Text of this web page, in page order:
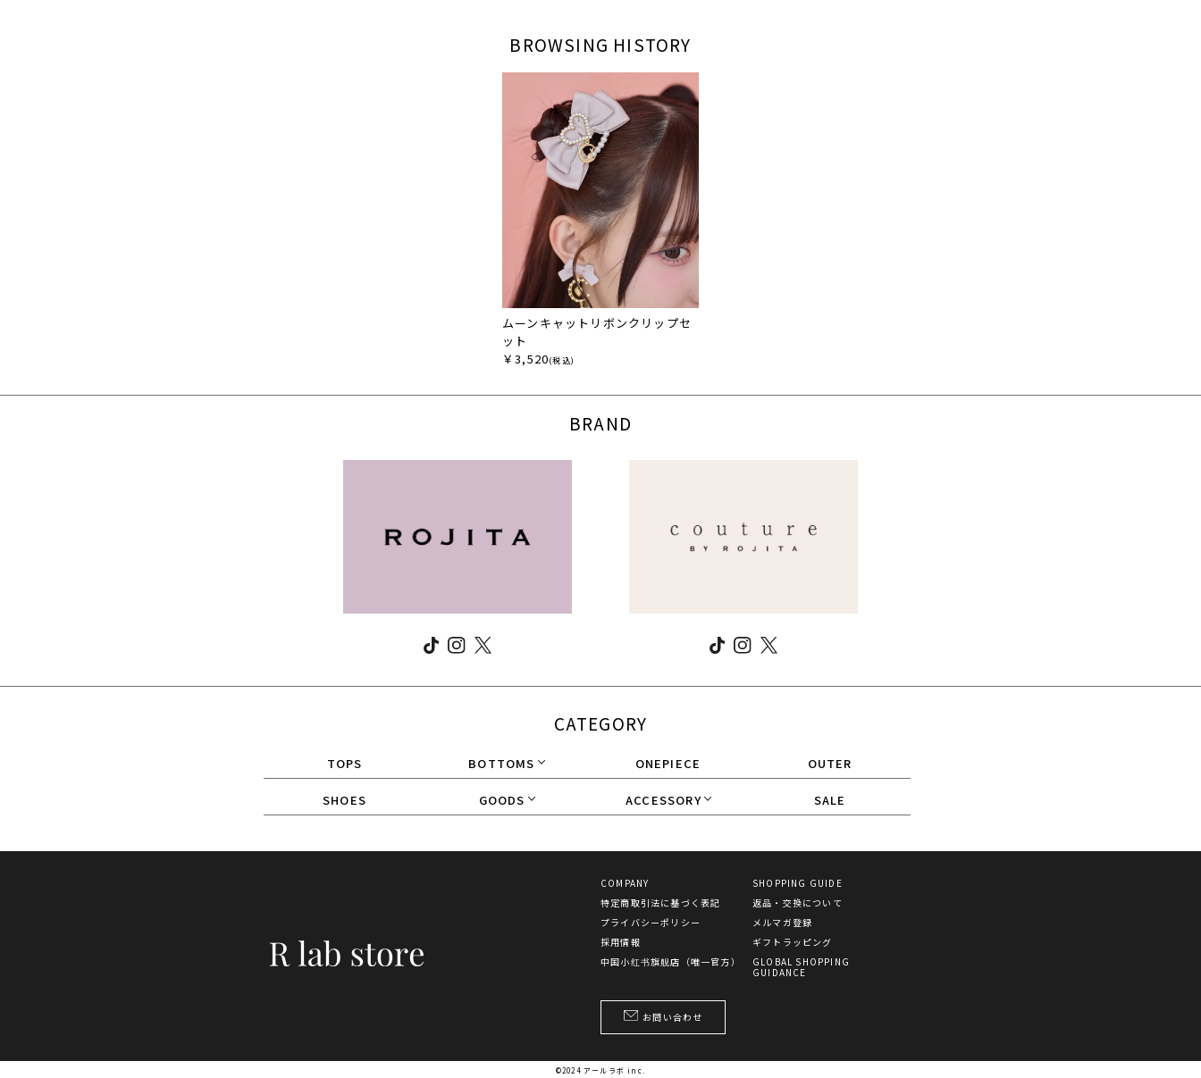
BROWSING HISTORY
ムーンキャットリボンクリップセ
ット
￥3,520(税込)
BRAND
CATEGORY
TOPS BOTTOMS ONEPIECE OUTER
SHOES GOODS ACCESSORY SALE
COMPANY
SHOPPING GUIDE
特定商取引法に基づく表記
返品・交換について
プライバシーポリシー
メルマガ登録
採用情報
ギフトラッピング
中国小红书旗舰店（唯一官方）
GLOBAL SHOPPING
GUIDANCE
お問い合わせ
©2024 アールラボ inc.